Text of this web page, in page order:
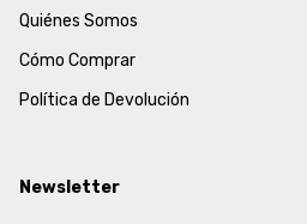
Quiénes Somos
Cómo Comprar
Política de Devolución
Newsletter